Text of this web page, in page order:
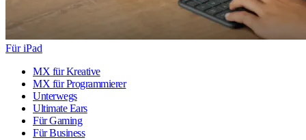
Für iPad
MX für Kreative
MX für Programmierer
Unterwegs
Ultimate Ears
Für Gaming
Für Business